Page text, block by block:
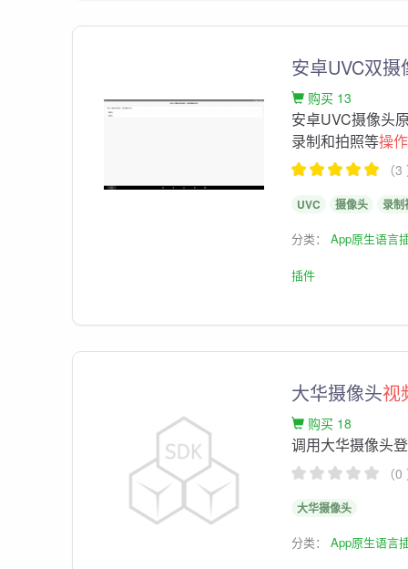
安卓UVC双
购买 13
安卓UVC摄像头
录制和拍照等操作
（
UVC 摄像头 录制
分类：App原生语言
插件
大华摄像头视
购买 18
调用大华摄像头
（
大华摄像头
分类：App原生语言